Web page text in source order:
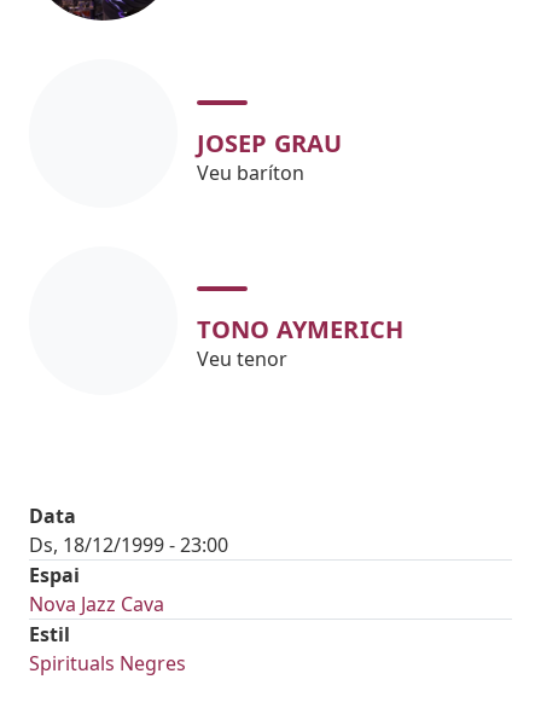
JOSEP GRAU
Veu baríton
TONO AYMERICH
Veu tenor
Data
Ds, 18/12/1999 - 23:00
Espai
Nova Jazz Cava
Estil
Spirituals Negres